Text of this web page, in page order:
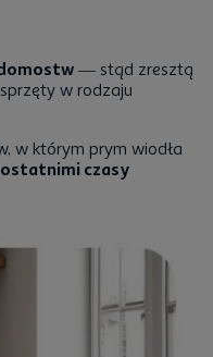
— stąd zresztą
w rodzaju
w którym prym wiodła
ostatnimi czasy